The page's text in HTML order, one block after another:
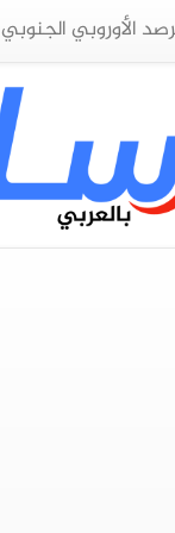
الأوروبي الجنوبي